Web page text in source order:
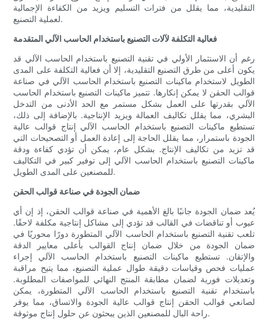
التقليدية، مما يقلل من فترات التسليم ويزيد من الكفاءة الإجمالية
لعملية التصنيع.
فعالية التكلفة لآلات التصنيع باستخدام الحاسب الآلي المتقدمة
رغم أن الاستثمار الأولي في تقنية التصنيع باستخدام الحاسب الآلي قد
يكون أعلى من طرق التصنيع التقليدية، إلا أن فعالية التكلفة على المدى
الطويل لاستخدام ماكينات التصنيع باستخدام الحاسب الآلي في صناعة
قوالب الحقن لا يمكن إنكارها. تتميز ماكينات التصنيع باستخدام الحاسب
الآلي بقدرتها على العمل بشكل مستمر مع الحد الأدنى من التدخل
البشري، مما يقلل تكاليف العمالة ويزيد الإنتاجية. بالإضافة إلى ذلك،
تستطيع ماكينات التصنيع باستخدام الحاسب الآلي إنتاج قوالب عالية
الجودة باستمرار، مما يقلل الحاجة إلى إعادة العمل أو التصحيحات التي
قد تزيد من تكاليف الإنتاج. بشكل عام، يمكن أن تؤدي كفاءة ودقة
ماكينات التصنيع باستخدام الحاسب الآلي إلى توفير كبير في التكاليف
للمصنعين على المدى الطويل.
ضمان الجودة في صناعة قوالب الحقن
يُعد ضمان الجودة جانبًا بالغ الأهمية في صناعة قوالب الحقن، إذ إن أي
عيوب أو تناقضات في القالب قد تؤدي إلى مشاكل إنتاجية مكلفة لاحقًا.
تلعب تقنية التصنيع باستخدام الحاسب الآلي المتطورة دورًا محوريًا في
ضمان الجودة من خلال ضمان إنتاج القوالب بأعلى معايير الدقة
والإتقان. تستطيع ماكينات التصنيع باستخدام الحاسب الآلي إجراء
عمليات فحص وقياسات دقيقة طوال عملية التصنيع، مما يتيح مراقبة
وتعديلات فورية لضمان مطابقة المنتج النهائي للمواصفات المطلوبة.
باستخدام تقنية التصنيع باستخدام الحاسب الآلي المتطورة، يمكن
لصانعي قوالب الحقن إنتاج قوالب عالية الجودة والاتساق، مما يوفر
راحة البال للمصنعين الذين يبحثون عن حلول إنتاج موثوقة.